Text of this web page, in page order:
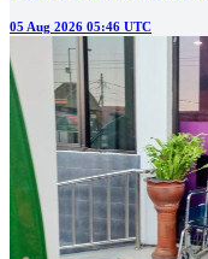
05 Aug 2026 05:46 UTC